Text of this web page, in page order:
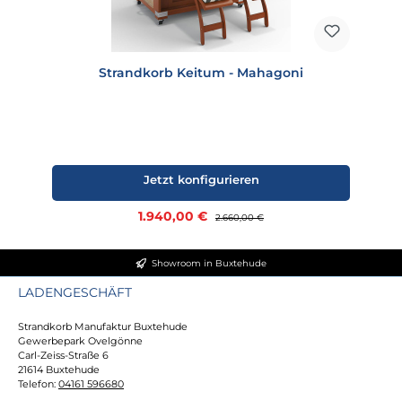
Strandkorb Keitum - Mahagoni
Verkaufspreis:
1.940,00 € Regulärer Preis:
2.660,00 €
Jetzt konfigurieren
Showroom in Buxtehude
LADENGESCHÄFT
Strandkorb Manufaktur Buxtehude
Gewerbepark Ovelgönne
Carl-Zeiss-Straße 6
21614 Buxtehude
Telefon: 04161 596680